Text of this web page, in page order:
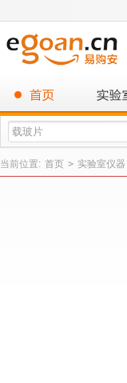
当前位置: 首页 > 实验室仪器